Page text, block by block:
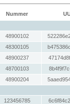
Nummer
48900102
48300105
48900237
48700103
48900204
123456785